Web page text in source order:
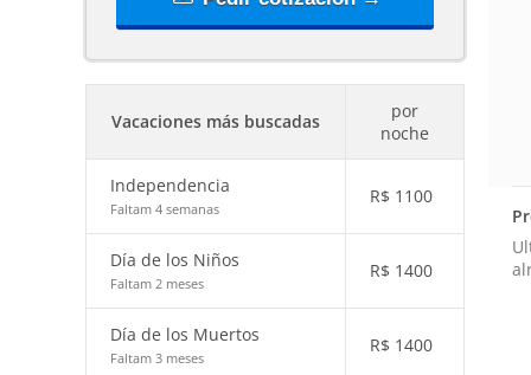
Vacaciones más buscadas
por
noche
Independencia
Faltam 4 semanas
R$ 1100
Día de los Niños
Faltam 2 meses
R$ 1400
Día de los Muertos
Faltam 3 meses
R$ 1400